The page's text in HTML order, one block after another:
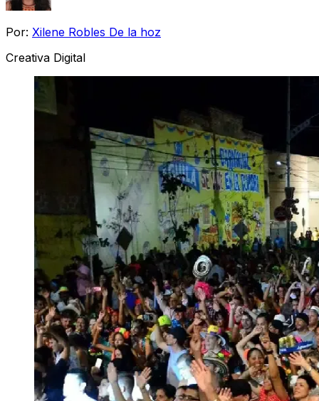
Por: Xilene Robles De la hoz
Creativa Digital